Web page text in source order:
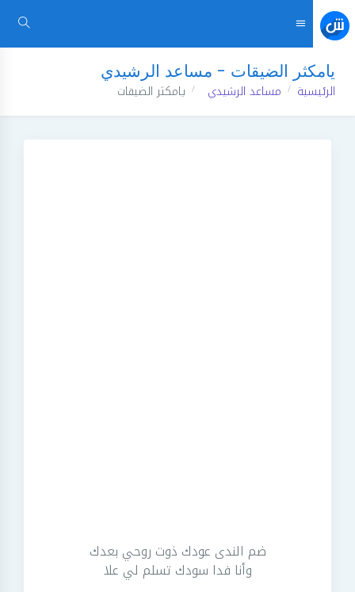
يامكثر الضيقات - مساعد الرشيدي
الرئيسية مساعد الرشيدي يامكثر الضيقات
ضم الندى عودك ذوت روحي بعدك
وأنا فدا سودك تسلم لي علا